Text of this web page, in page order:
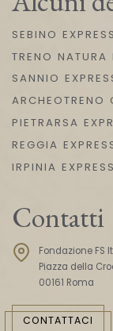
SEBINO EXPRESS
TRENO
SANNIO
ARCHEOTRENO
PIETRARSA
REGGIA
IRPINIA EXPRESS
Contatti
Fondazione FS
Piazza della
00161 Roma
CONTATTACI